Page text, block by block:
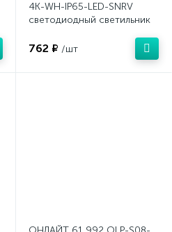
4K-WH-IP65-LED-SNRV
светодиодный светильник
762 ₽ /шт